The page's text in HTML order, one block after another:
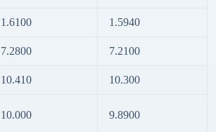
1.6100 1.5940
7.2800 7.2100
10.410 10.300
10.000 9.8900